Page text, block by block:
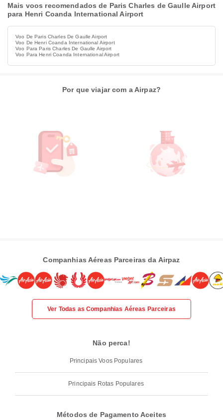
Mais voos recomendados de Paris Charles de Gaulle Airport
para Henri Coanda International Airport
Voo De Paris Charles De Gaulle Airport
Voo De Henri Coanda International Airport
Voo Para Paris Charles De Gaulle Airport
Voo Para Henri Coanda International Airport
Por que viajar com a Airpaz?
Companhias Aéreas Parceiras da Airpaz
Ver Todas as Companhias Aéreas Parceiras
Não perca!
Principais Voos Populares
Principais Rotas Populares
Métodos de Pagamento Aceites